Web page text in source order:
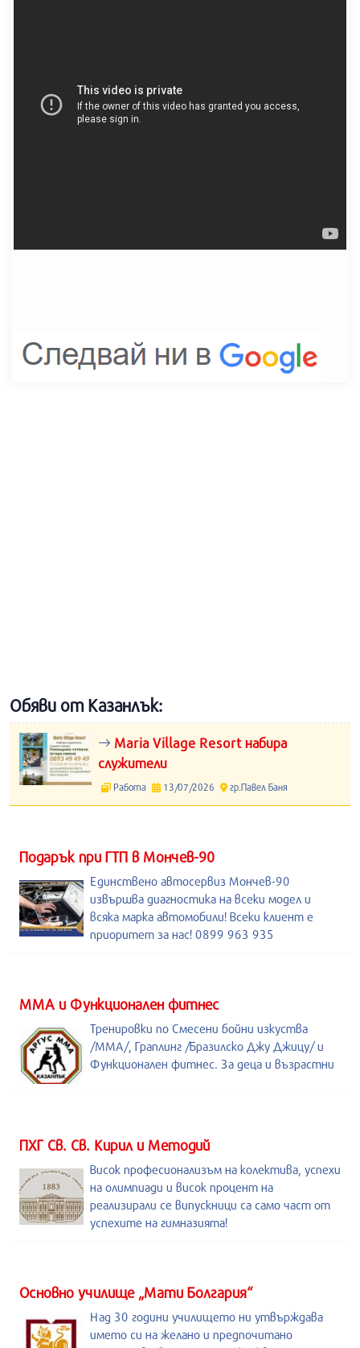
Обяви от Казанлък:
Maria Village Resort набира
служители
Работа 13/07/2026 гр.Павел Баня
Подарък при ГТП в Мончев-90
Единствено автосервиз Мончев-90
извършва диагностика на всеки модел и
всяка марка автомобили! Всеки клиент е
приоритет за нас! 0899 963 935
ММА и Функционален фитнес
Тренировки по Смесени бойни изкуства
/MMA/, Граплинг /Бразилско Джу Джицу/ и
Функционален фитнес. За деца и възрастни
ПХГ Св. Св. Кирил и Методий
Висок професионализъм на колектива, успехи
на олимпиади и висок процент на
реализирали се випускници са само част от
успехите на гимназията!
Основно училище „Мати Болгария“
Над 30 години училището ни утвърждава
името си на желано и предпочитано